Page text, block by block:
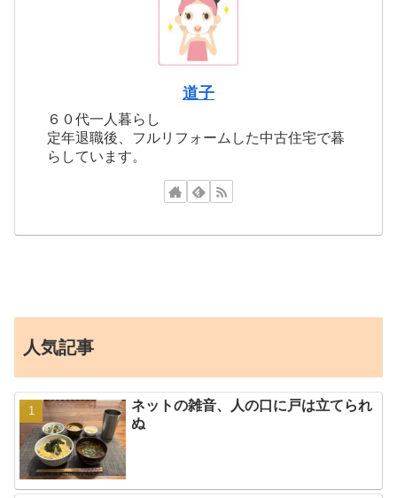
道子
６０代一人暮らし
定年退職後、フルリフォームした中古住宅で暮
らしています。
人気記事
ネットの雑音、人の口に戸は立てられ
ぬ